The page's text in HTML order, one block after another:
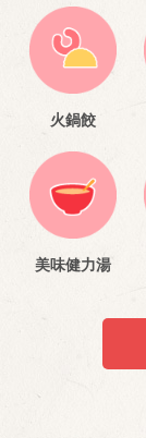
火鍋餃
美味健力湯